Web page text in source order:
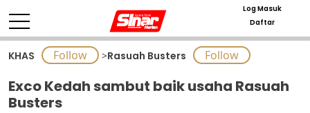
Log Masuk
Daftar
KHAS >Rasuah Busters
Exco Kedah sambut baik usaha Rasuah
Busters